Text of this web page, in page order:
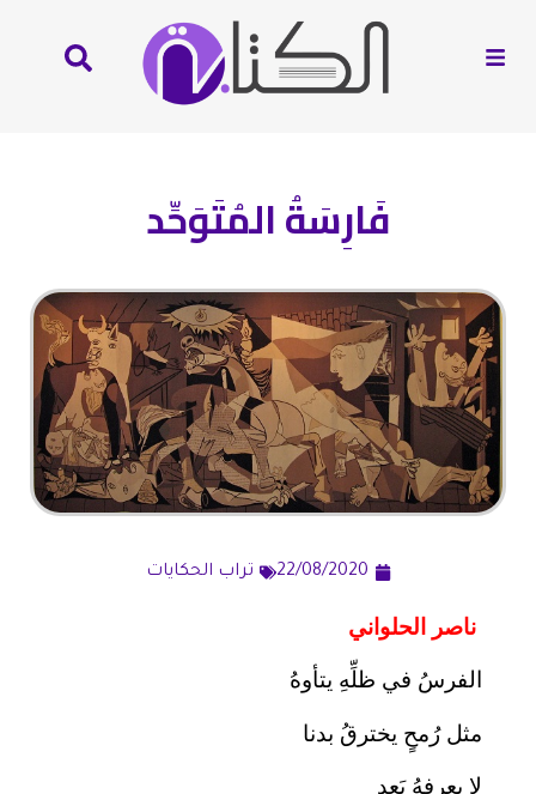
فَارِسَةُ المُتَوَحِّد
22/08/2020 تراب الحكايات
ناصر الحلواني
الفرسُ في ظلِّهِ يتأوهُ
مثل رُمحٍ يخترقُ بدنا
لا يعرفهُ بَعد